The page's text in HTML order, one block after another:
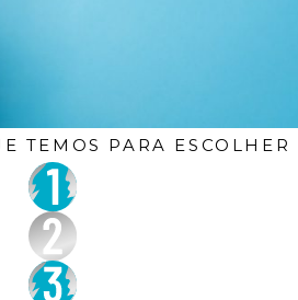
TEMOS PARA ESCOLHER